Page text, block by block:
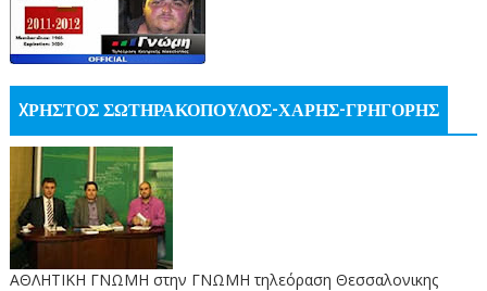
XΡΗΣΤΟΣ ΣΩΤΗΡΑΚΟΠΟΥΛΟΣ-ΧΑΡΗΣ-ΓΡΗΓΟΡΗΣ
ΑΘΛΗΤΙΚΗ ΓΝΩΜΗ στην ΓΝΩΜΗ τηλεόραση Θεσσαλονικης